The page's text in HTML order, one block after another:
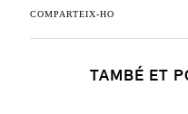
COMPARTEIX-HO
TAMBÉ ET